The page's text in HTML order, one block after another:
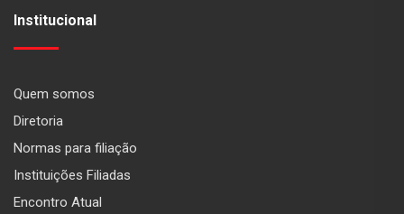
Institucional
Quem somos
Diretoria
Normas para filiação
Instituições Filiadas
Encontro Atual